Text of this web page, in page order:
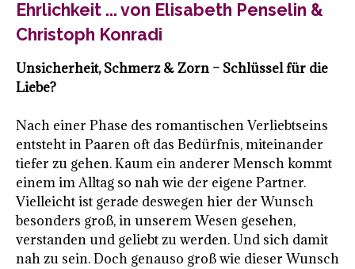
Ehrlichkeit ... von Elisabeth Penselin &
Christoph Konradi
Unsicherheit, Schmerz & Zorn – Schlüssel für die
Liebe?
Nach einer Phase des romantischen Verliebtseins
entsteht in Paaren oft das Bedürfnis, miteinander
tiefer zu gehen. Kaum ein anderer Mensch kommt
einem im Alltag so nah wie der eigene Partner.
Vielleicht ist gerade deswegen hier der Wunsch
besonders groß, in unserem Wesen gesehen,
verstanden und geliebt zu werden. Und sich damit
nah zu sein. Doch genauso groß wie dieser Wunsch